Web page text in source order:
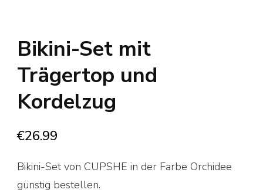
Bikini-Set mit
Trägertop und
Kordelzug
€26.99
Bikini-Set von CUPSHE in der Farbe Orchidee
günstig bestellen.